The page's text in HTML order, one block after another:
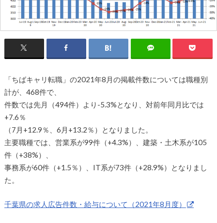
「ちばキャリ転職」の2021年8月の掲載件数については職種別
計が、468件で、
件数では先月（494件）より-5.3%となり、対前年同月比では
+7.6％
（7月+12.9％、6月+13.2％）となりました。
主要職種では、営業系が99件（+4.3%）、建築・土木系が105
件（+38%）、
事務系が60件（+1.5％）、IT系が73件（+28.9%）となりまし
た。
千葉県の求人広告件数・給与について（2021年8月度）